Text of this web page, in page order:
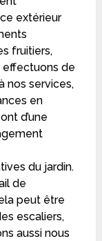
extérieur
fruitiers,
effectuons de
nos services,
en
d’une
du jardin.
de
peut être
escaliers,
aussi nous